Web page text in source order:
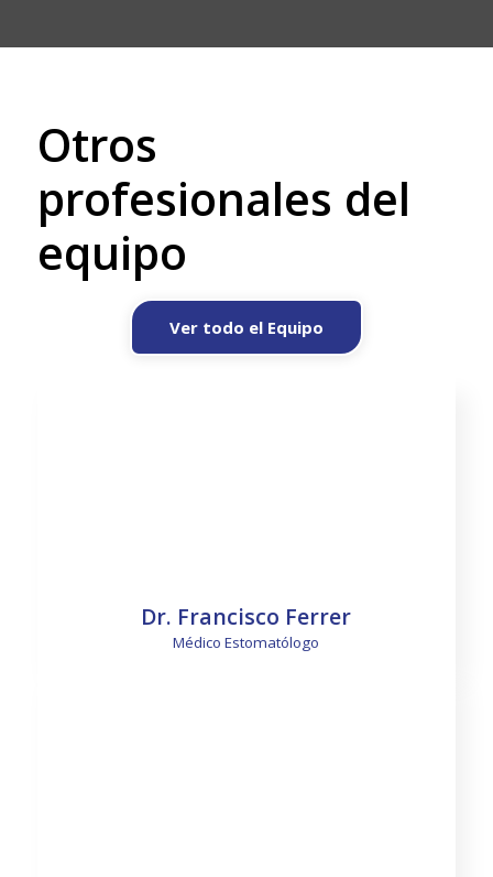
Otros
profesionales del
equipo
Ver todo el Equipo
Dr. Francisco Ferrer
Médico Estomatólogo